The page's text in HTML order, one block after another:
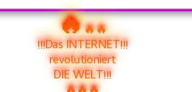
🔥🔥🔥
!!!Das INTERNET!!!
revolutioniert
DIE WELT!!!